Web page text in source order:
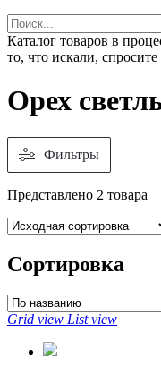
Каталог товаров в
то, что искали,
Орех
Фильтры
Представлено 2 товара
Сортировка
Grid view List view